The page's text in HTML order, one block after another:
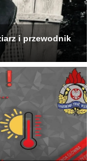
i przewodnik